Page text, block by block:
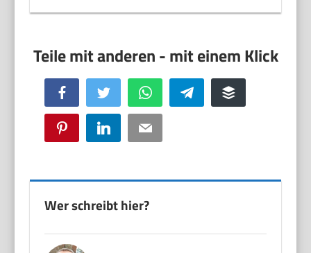
Facebook Twitter WhatsApp Telegram Buffer
Pinterest LinkedIn Email
Wer schreibt hier?